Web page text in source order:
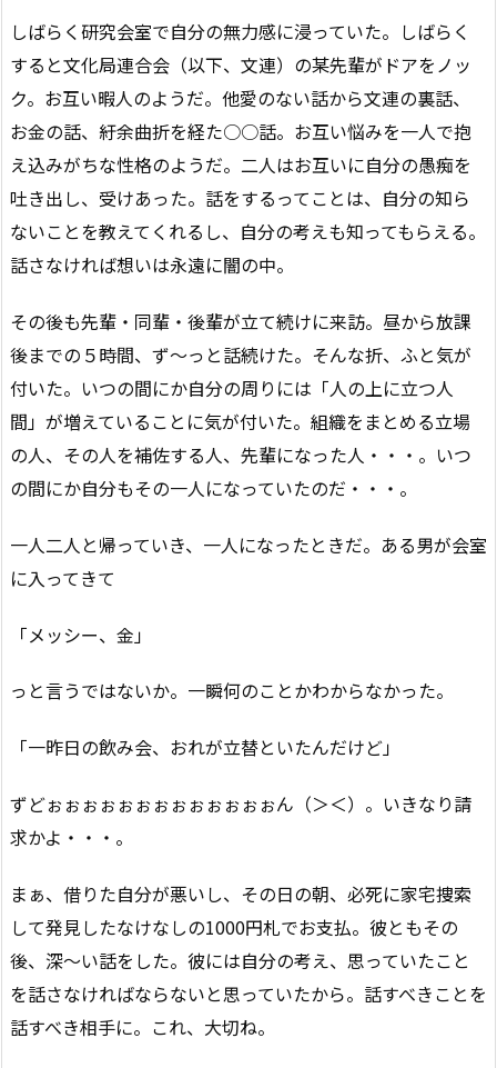
しばらく研究会室で自分の無力感に浸っていた。しばらく
すると文化局連合会（以下、文連）の某先輩がドアをノッ
ク。お互い暇人のようだ。他愛のない話から文連の裏話、
お金の話、紆余曲折を経た○○話。お互い悩みを一人で抱
え込みがちな性格のようだ。二人はお互いに自分の愚痴を
吐き出し、受けあった。話をするってことは、自分の知ら
ないことを教えてくれるし、自分の考えも知ってもらえる。
話さなければ想いは永遠に闇の中。
その後も先輩・同輩・後輩が立て続けに来訪。昼から放課
後までの５時間、ず〜っと話続けた。そんな折、ふと気が
付いた。いつの間にか自分の周りには「人の上に立つ人
間」が増えていることに気が付いた。組織をまとめる立場
の人、その人を補佐する人、先輩になった人・・・。いつ
の間にか自分もその一人になっていたのだ・・・。
一人二人と帰っていき、一人になったときだ。ある男が会室
に入ってきて
「メッシー、金」
っと言うではないか。一瞬何のことかわからなかった。
「一昨日の飲み会、おれが立替といたんだけど」
ずどぉぉぉぉぉぉぉぉぉぉぉぉぉん（＞＜）。いきなり請
求かよ・・・。
まぁ、借りた自分が悪いし、その日の朝、必死に家宅捜索
して発見したなけなしの1000円札でお支払。彼ともその
後、深〜い話をした。彼には自分の考え、思っていたこと
を話さなければならないと思っていたから。話すべきことを
話すべき相手に。これ、大切ね。